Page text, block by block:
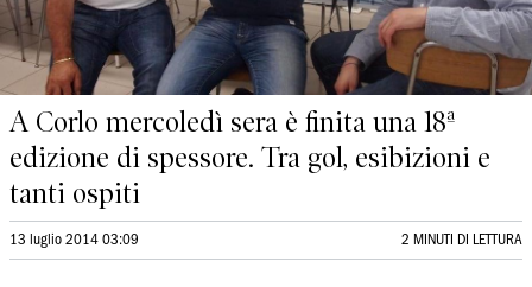
A Corlo mercoledì sera è finita una 18ª
edizione di spessore. Tra gol, esibizioni e
tanti ospiti
13 luglio 2014 03:09 2 MINUTI DI LETTURA